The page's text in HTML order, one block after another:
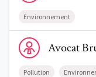
Environnement
Voir le profil de
Avocat
Pollution